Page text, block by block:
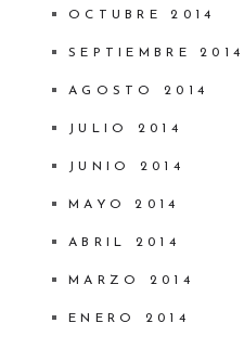
OCTUBRE 2014
SEPTIEMBRE 2014
AGOSTO 2014
JULIO 2014
JUNIO 2014
MAYO 2014
ABRIL 2014
MARZO 2014
ENERO 2014